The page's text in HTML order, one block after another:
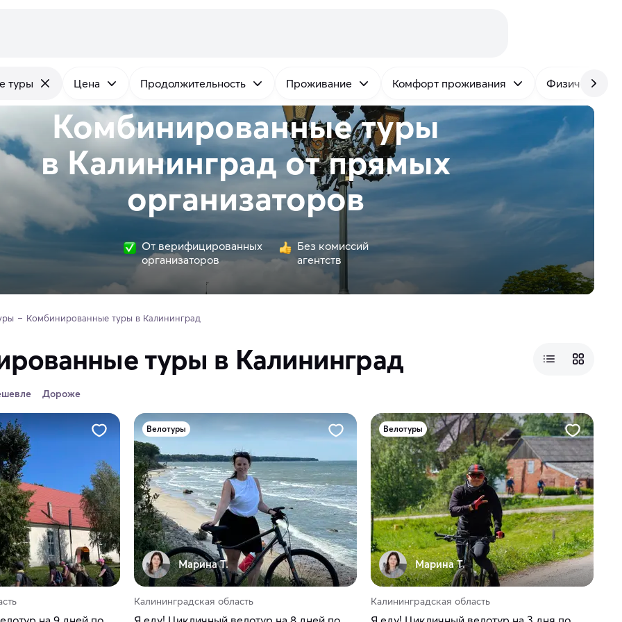
туры Цена Продолжительность Проживание Комфорт проживания Физическая
Комбинированные туры
в Калининград отпрямых
организаторов
От верифицированных
организаторов
Без комиссий
агентств
Комбинированные туры в Калининград
туры в Калининград
Дороже
Велотуры
Марина Т.
Калининградская область
Велотуры
Марина Т.
Калининградская область